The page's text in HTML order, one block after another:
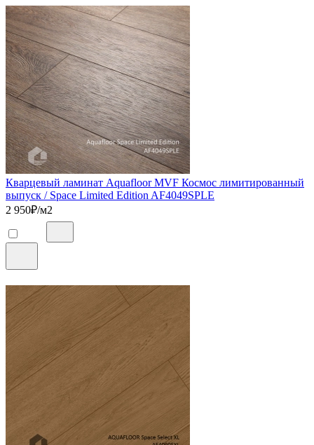
Кварцевый ламинат Aquafloor MVF Космос лимитированный
выпуск / Space Limited Edition AF4049SPLE
2 950₽/м2